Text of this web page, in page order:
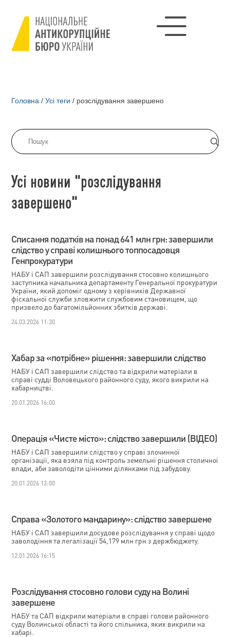
Головна / Усі теги / розслідування завершено
Усі новини "розслідування
завершено"
Списання податків на понад 641 млн грн: завершили
слідство у справі колишнього топпосадовця
Генпрокуратури
НАБУ і САП завершили розслідування стосовно колишнього
заступника начальника департаменту Генеральної прокуратури
України, який допоміг одному з керівників Державної
фіскальної служби зловжити службовим становищем, що
призвело до багатомільйонних збитків державі.
24.03.2026 11:30
Хабар за «потрібне» рішення: завершили слідство
НАБУ і САП завершили слідство та відкрили матеріали в
справі судді Воловецького районного суду, якого викрили на
хабарництві.
20.01.2026 16:00
Операція «Чисте місто»: слідство завершили (ВІДЕО)
НАБУ і САП завершили слідство у справі злочинної
організації, яка взяла під контроль земельні рішення столичної
влади, аби заволодіти цінними ділянками під забудову.
20.01.2026 13:00
Справа «Золотого мандарину»: слідство завершене
НАБУ і САП завершили досудове розслідування у справі щодо
заволодіння та легалізації 54,179 млн грн з держбюджету.
12.01.2026 16:15
Розслідування стосовно голови суду на Волині
завершене
НАБУ та САП відкрили матеріали в справі голови районного
суду Волинської області та його спільника, яких викрили на
хабарі.